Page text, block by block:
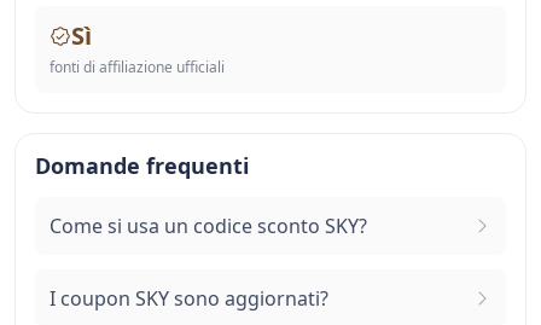
Sì
fonti di affiliazione ufficiali
Domande frequenti
Come si usa un codice sconto SKY?
I coupon SKY sono aggiornati?